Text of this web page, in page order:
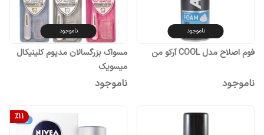
ناموجود
فوم اصلاح مدل COOL آرکو من
ناموجود
ناموجود
مسواک بزرگسالان مدیوم کلینیکال
میسویک
ناموجود
%11